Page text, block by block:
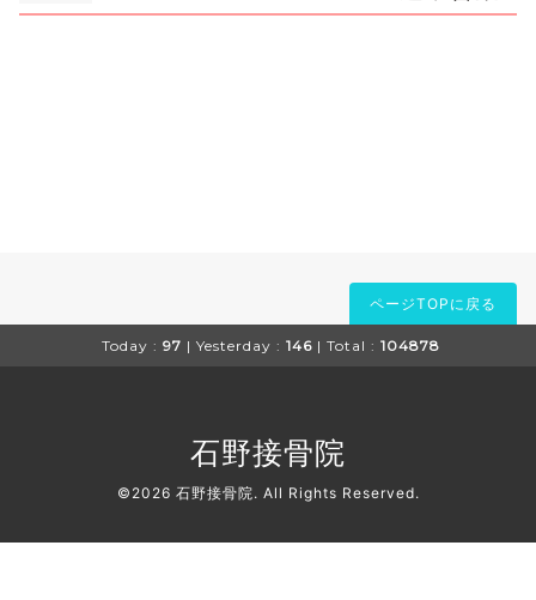
ページTOPに戻る
Today : 97 | Yesterday : 146 | Total : 104878
石野接骨院
©2026 石野接骨院. All Rights Reserved.